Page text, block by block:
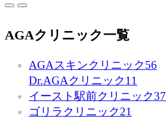
AGAクリニック一覧
AGAスキンクリニック56
Dr.AGAクリニック11
イースト駅前クリニック37
ゴリラクリニック21